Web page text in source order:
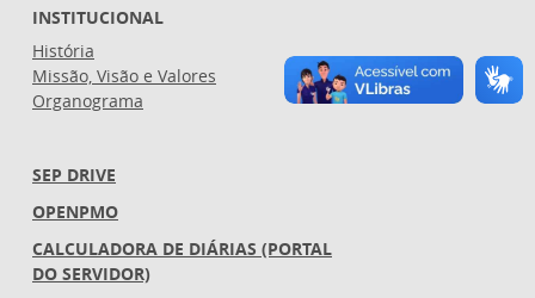
INSTITUCIONAL
História
Missão, Visão e Valores
Organograma
SEP DRIVE
OPENPMO
CALCULADORA DE DIÁRIAS (PORTAL
DO SERVIDOR)